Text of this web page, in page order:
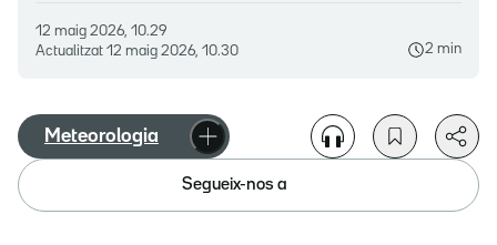
12 maig 2026, 10.29
Actualitzat 12 maig 2026, 10.30 2 min
Meteorologia
Segueix-nos a